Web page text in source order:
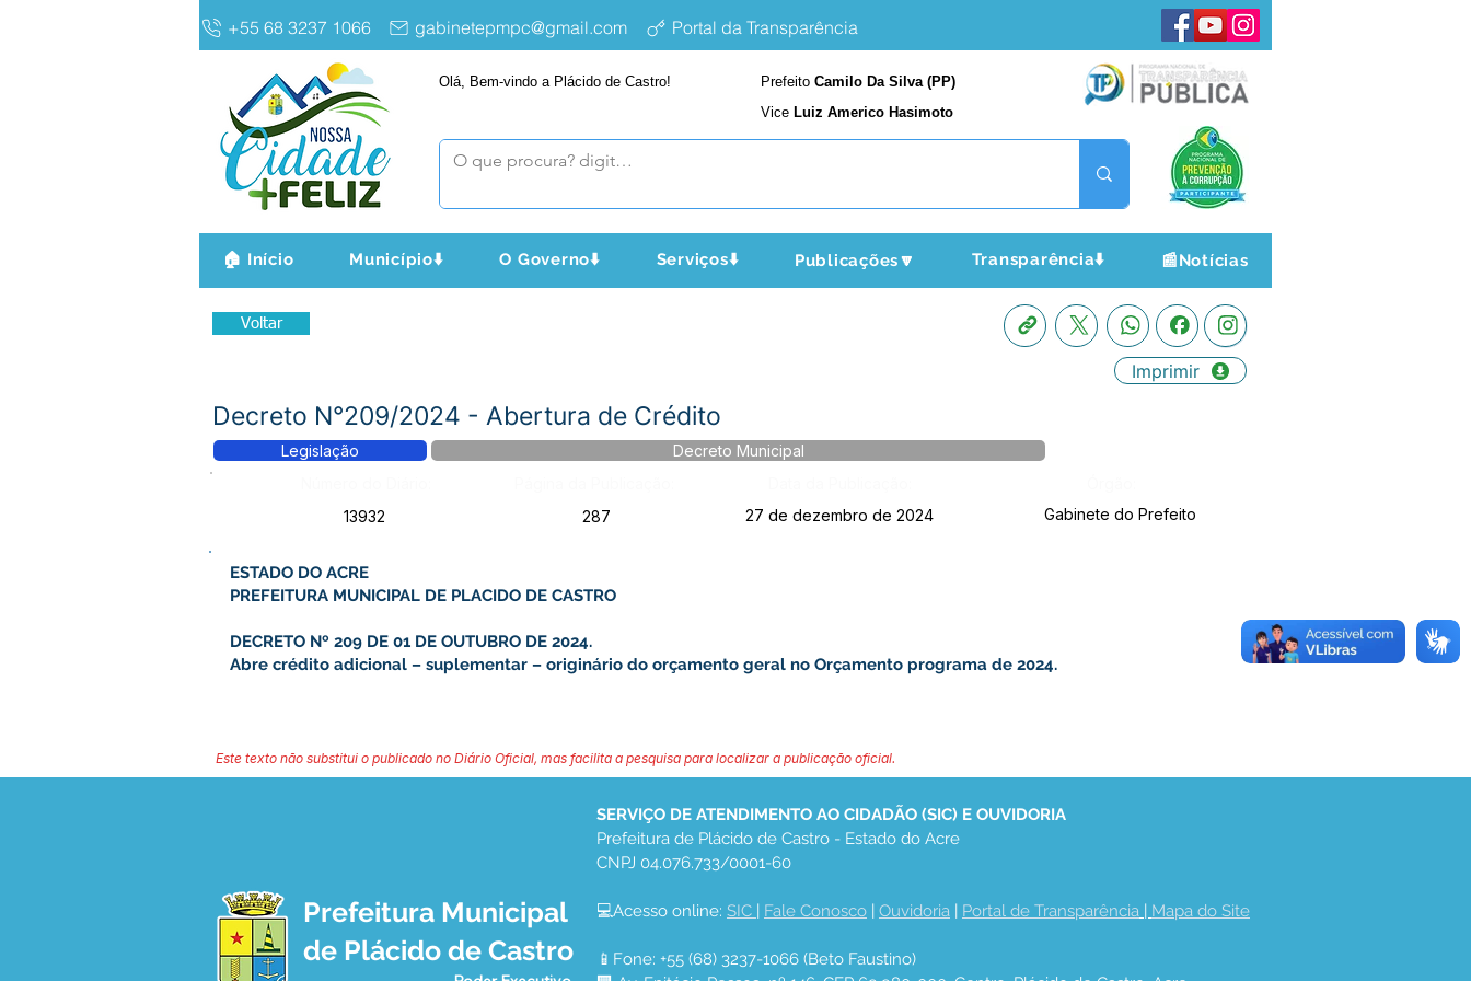
+55 68 3237 1066 gabinetepmpc@gmail.com Portal da Transparência
Olá, Bem-vindo a Plácido de Castro! Prefeito Camilo Da Silva (PP)
Vice Luiz Americo Hasimoto
🏠 Início Município⬇️ O Governo⬇️ Serviços⬇️ Publicações🔽 Transparência⬇️ 📰Notícias
Voltar
Imprimir
Decreto N°209/2024 - Abertura de Crédito
Legislação
Decreto Municipal
13932
287 27 de dezembro de 2024 Gabinete do Prefeito
ESTADO DO ACRE
PREFEITURA MUNICIPAL DE PLACIDO DE CASTRO
DECRETO Nº 209 DE 01 DE OUTUBRO DE 2024.
Abre crédito adicional – suplementar – originário do orçamento geral no Orçamento programa de 2024.
Este texto não substitui o publicado no Diário Oficial, mas facilita a pesquisa para localizar a publicação oficial.
Prefeitura Municipal
de Plácido de Castro
SERVIÇO DE ATENDIMENTO AO CIDADÃO (SIC) E OUVIDORIA
Prefeitura de Plácido de Castro - Estado do Acre
CNPJ 04.076.733/0001-60
💻Acesso online: SIC | Fale Conosco | Ouvidoria | Portal de Transparência | Mapa do Site
📱Fone: +55 (68) 3237-1066 (Beto Faustino)